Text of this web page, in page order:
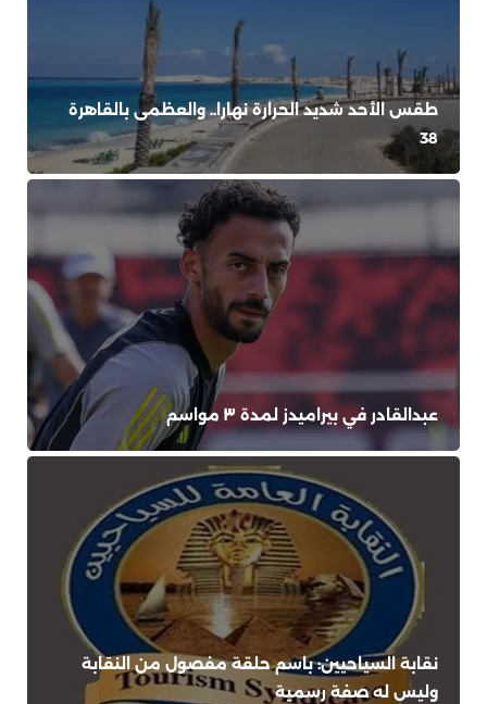
طقس الأحد شديد الحرارة نهارا.. والعظمى بالقاهرة
38
عبدالقادر في بيراميدز لمدة ٣ مواسم
نقابة السياحيين: باسم حلقة مفصول من النقابة
وليس له صفة رسمية